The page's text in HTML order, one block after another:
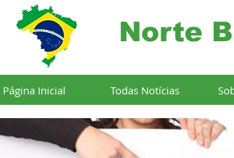
Norte
Página Inicial Todas Notícias